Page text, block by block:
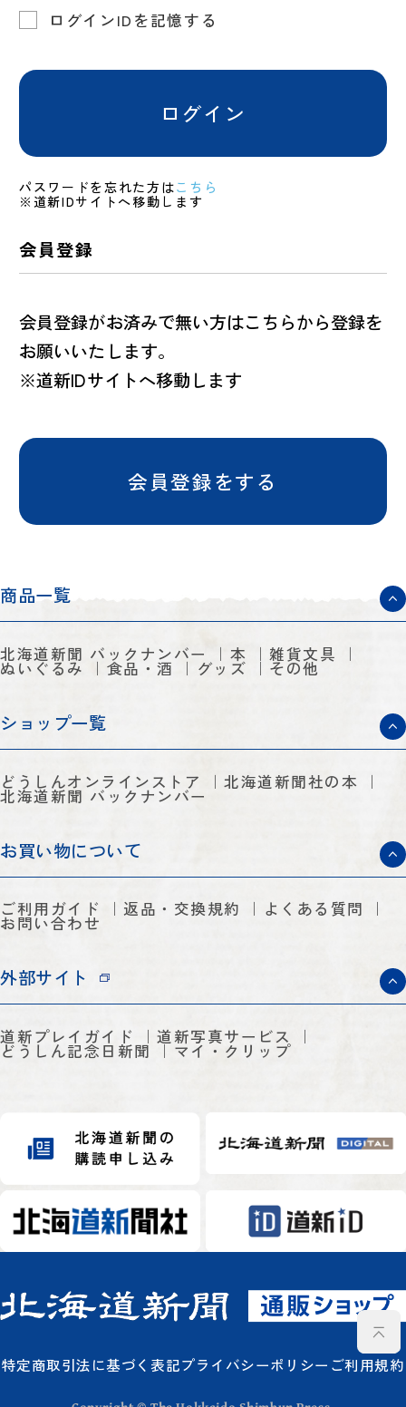
ログインIDを記憶する
ログイン
パスワードを忘れた方はこちら
※道新IDサイトへ移動します
会員登録
会員登録がお済みで無い方はこちらから登録を
お願いいたします。
※道新IDサイトへ移動します
会員登録をする
商品一覧
北海道新聞 バックナンバー 本 雑貨文具
ぬいぐるみ 食品・酒 グッズ その他
ショップ一覧
どうしんオンラインストア 北海道新聞社の本
北海道新聞 バックナンバー
お買い物について
ご利用ガイド 返品・交換規約 よくある質問
お問い合わせ
外部サイト
道新プレイガイド 道新写真サービス
どうしん記念日新聞 マイ・クリップ
特定商取引法に基づく表記プライバシーポリシー ご利用規約